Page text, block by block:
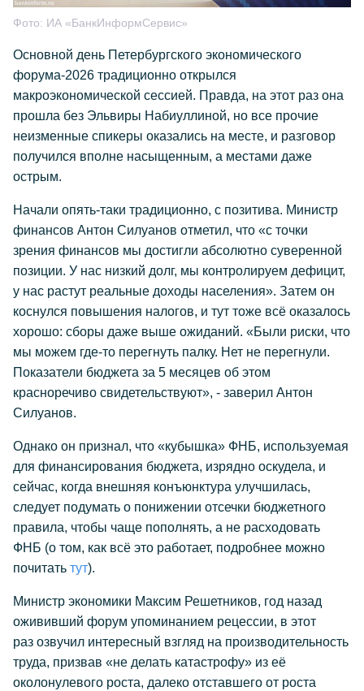
Фото: ИА «БанкИнформСервис»
Основной день Петербургского экономического
форума-2026 традиционно открылся
макроэкономической сессией. Правда, на этот раз она
прошла без Эльвиры Набиуллиной, но все прочие
неизменные спикеры оказались на месте, и разговор
получился вполне насыщенным, а местами даже
острым.
Начали опять-таки традиционно, с позитива. Министр
финансов Антон Силуанов отметил, что «с точки
зрения финансов мы достигли абсолютно суверенной
позиции. У нас низкий долг, мы контролируем дефицит,
у нас растут реальные доходы населения». Затем он
коснулся повышения налогов, и тут тоже всё оказалось
хорошо: сборы даже выше ожиданий. «Были риски, что
мы можем где-то перегнуть палку. Нет не перегнули.
Показатели бюджета за 5 месяцев об этом
красноречиво свидетельствуют», - заверил Антон
Силуанов.
Однако он признал, что «кубышка» ФНБ, используемая
для финансирования бюджета, изрядно оскудела, и
сейчас, когда внешняя конъюнктура улучшилась,
следует подумать о понижении отсечки бюджетного
правила, чтобы чаще пополнять, а не расходовать
ФНБ (о том, как всё это работает, подробнее можно
почитать тут).
Министр экономики Максим Решетников, год назад
ожививший форум упоминанием рецессии, в этот
раз озвучил интересный взгляд на производительность
труда, призвав «не делать катастрофу» из её
околонулевого роста, далеко отставшего от роста